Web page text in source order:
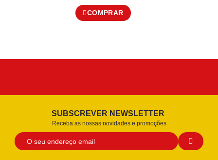
COMPRAR
SUBSCREVER NEWSLETTER
Receba as nossas novidades e promoções